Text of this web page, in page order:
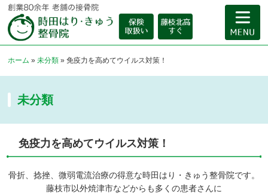
ホーム »未分類 »免疫力を高めてウイルス対策！
未分類
免疫力を高めてウイルス対策！
骨折、捻挫、微弱電流治療の得意な時田はり・きゅう整骨院です。
藤枝市以外焼津市などからも多くの患者さんに